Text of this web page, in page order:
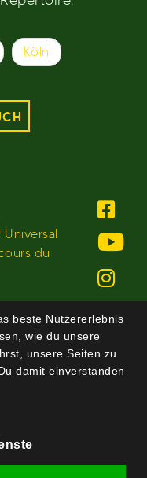
Köln
Universal
du
beste Nutzererlebnis
wie du unsere
unsere Seiten zu
damit einverstanden